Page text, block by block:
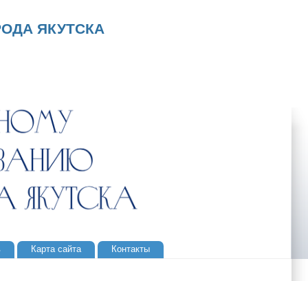
ЯКУТСКА
Карта сайта Контакты